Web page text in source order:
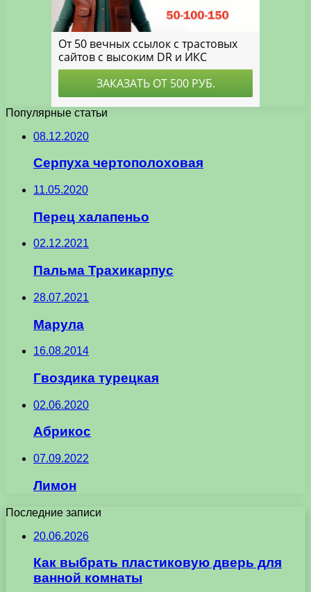
Популярные статьи
08.12.2020
Серпуха чертополоховая
11.05.2020
Перец халапеньо
02.12.2021
Пальма Трахикарпус
28.07.2021
Марула
16.08.2014
Гвоздика турецкая
02.06.2020
Абрикос
07.09.2022
Лимон
Последние записи
20.06.2026
Как выбрать пластиковую дверь для
ванной комнаты